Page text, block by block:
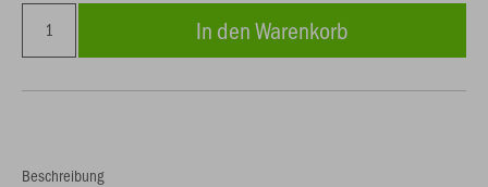
In den Warenkorb
Beschreibung